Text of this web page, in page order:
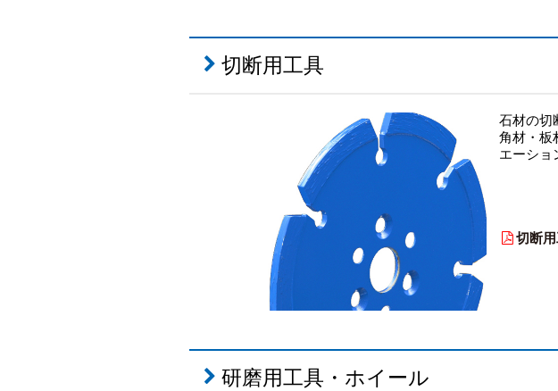
切断用工具
石材の切
角材・板
エーショ
切断
研磨用工具・ホイール